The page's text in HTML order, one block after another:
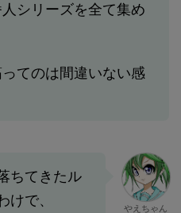
シリーズを全て集め
てのは間違いない感
ちてきたル
けで、
やえちゃん